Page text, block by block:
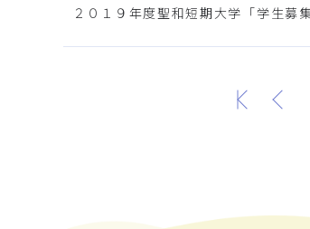
２０１９年度聖和短期大学「学生募
最初